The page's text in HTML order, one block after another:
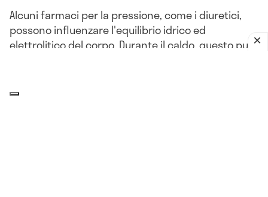
Alcuni farmaci per la pressione, come i diuretici,
possono influenzare l'equilibrio idrico ed
elettrolitico del corpo. Durante il caldo, questo può